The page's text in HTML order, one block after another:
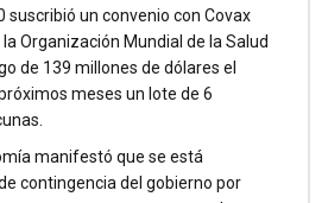
suscribió un convenio con Covax
Organización Mundial de la Salud
de 139 millones de dólares el
meses un lote de 6
manifestó que se está
contingencia del gobierno por